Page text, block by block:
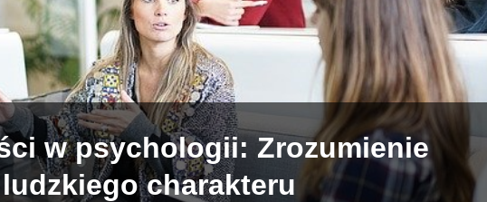
w psychologii: Zrozumienie
charakteru